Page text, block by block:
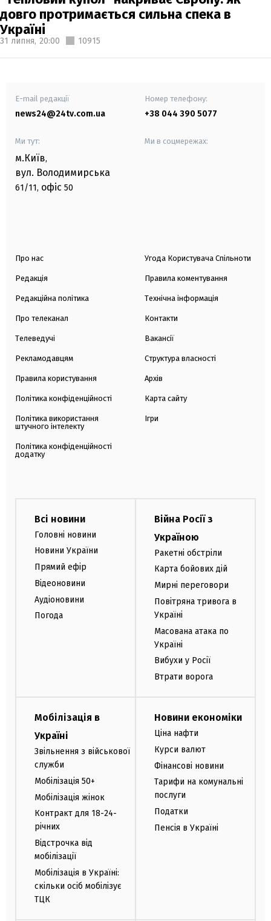
довго протримається сильна спека в
Україні
31 липня, 20:00 10915
E-mail редакції
news24@24tv.com.ua
Номер телефону:
+38 044 390 5077
Ми тут:
м.Київ,
вул. Володимирська
61/11, офіс 50
Ми в соцмережах:
Про нас
Редакція
Редакційна політика
Про телеканал
Телеведучі
Рекламодавцям
Правила користування
Політика конфіденційності
Політика використання
штучного інтелекту
Політика конфіденційності
додатку
Угода Користувача Спільноти
Правила коментування
Технічна інформація
Контакти
Вакансії
Структура власності
Архів
Карта сайту
Ігри
Всі новини
Головні новини
Новини України
Прямий ефір
Відеоновини
Аудіоновини
Погода
Війна Росії з
Україною
Ракетні обстріли
Карта бойових дій
Мирні переговори
Повітряна тривога в
Україні
Масована атака по
Україні
Вибухи у Росії
Втрати ворога
Мобілізація в
Україні
Звільнення з військової
служби
Мобілізація 50+
Мобілізація жінок
Контракт для 18-24-
річних
Відстрочка від
мобілізації
Мобілізація в Україні:
скільки осіб мобілізує
ТЦК
Новини економіки
Ціна нафти
Курси валют
Фінансові новини
Тарифи на комунальні
послуги
Податки
Пенсія в Україні